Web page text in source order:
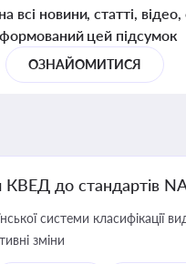
новини, статті,
цей підсумок
ОЗНАЙОМИТИСЯ
КВЕД до стандартів
системи класифікації
зміни